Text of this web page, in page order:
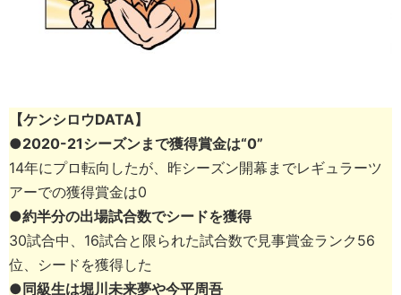
【ケンシロウDATA】
●2020-21シーズンまで獲得賞金は“0”
14年にプロ転向したが、昨シーズン開幕までレギュラーツ
アーでの獲得賞金は0
●約半分の出場試合数でシードを獲得
30試合中、16試合と限られた試合数で見事賞金ランク56
位、シードを獲得した
●同級生は堀川未来夢や今平周吾